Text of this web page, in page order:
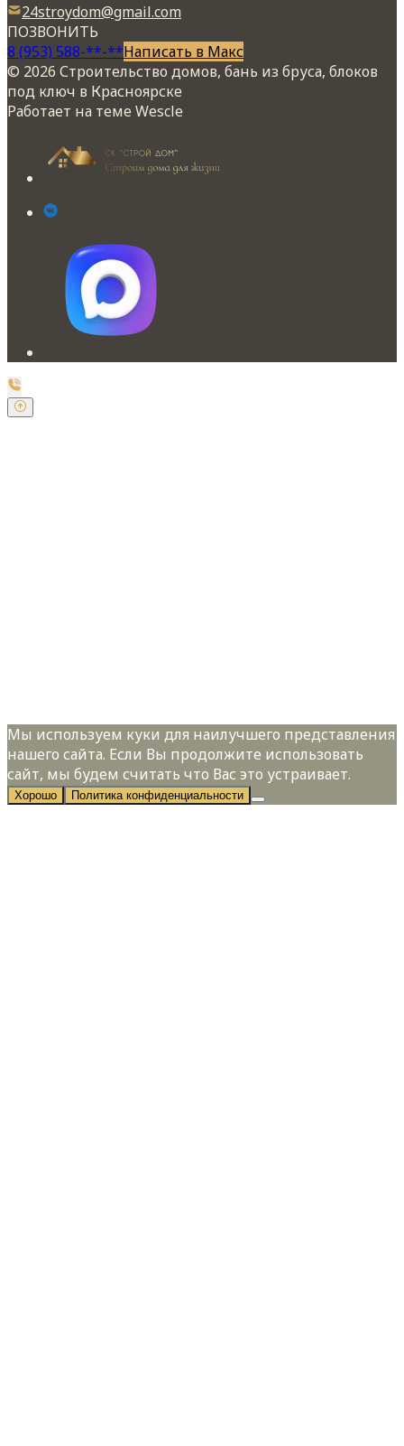
24stroydom@gmail.com
ПОЗВОНИТЬ
8 (953) 588-**-**Написать в Макс
© 2026 Строительство домов, бань из бруса, блоков
под ключ в Красноярске
Работает на теме Wescle
Мы используем куки для наилучшего представления
нашего сайта. Если Вы продолжите использовать
сайт, мы будем считать что Вас это устраивает.
Хорошо Политика конфиденциальности